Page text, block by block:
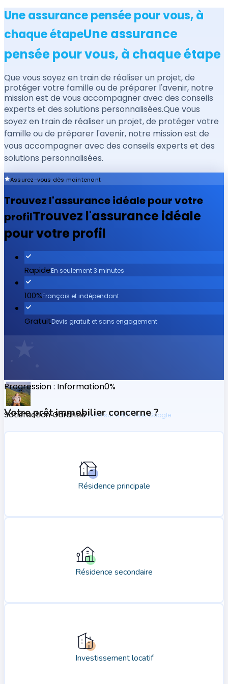
Une assurance pensée pour vous, à
chaque étapeUne assurance
pensée pour vous, à chaque étape
Que vous soyez en train de réaliser un projet, de
protéger votre famille ou de préparer l'avenir, notre
mission est de vous accompagner avec des conseils
experts et des solutions personnalisées.Que vous
soyez en train de réaliser un projet, de protéger votre
famille ou de préparer l'avenir, notre mission est de
vous accompagner avec des conseils experts et des
solutions personnalisées.
Assurez-vous dès maintenant
Trouvez l'assurance idéale pour votre
profilTrouvez l'assurance idéale
pour votre profil
RapideEn seulement 3 minutes
100%Français et indépendant
GratuitDevis gratuit et sans engagement
Satisfaction Garantie4,5/5 sur 11 434 Avis Google
Progression: Information0%
Votre prêt immobilier concerne ?
Résidence principale
Résidence secondaire
Investissement locatif